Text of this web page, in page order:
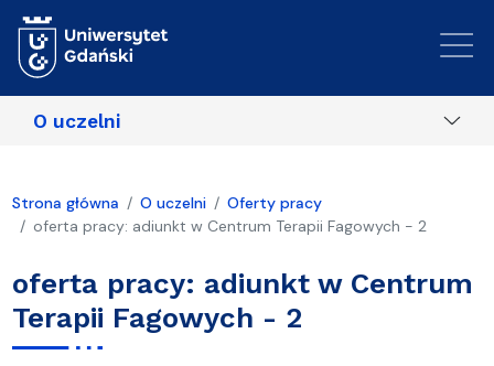
O uczelni
Strona główna O uczelni
Oferty pracy
oferta pracy: adiunkt w Centrum Terapii Fagowych - 2
oferta pracy: adiunkt w Centrum
Terapii Fagowych - 2